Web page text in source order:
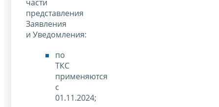
части
представления
Заявления
и Уведомления:
по
ТКС
применяются
с
01.11.2024;